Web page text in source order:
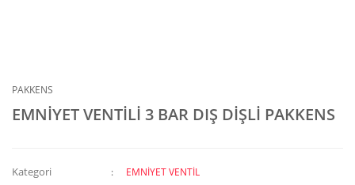
PAKKENS
EMNİYET VENTİLİ 3 BAR DIŞ DİŞLİ PAKKENS
Kategori EMNİYET VENTİL